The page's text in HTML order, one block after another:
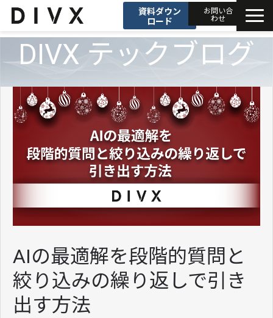
資料ダウン
ロード
お問い合
わせ
AIソリューション
DIVXブログ
開発事例
会社情報
DIVX テックブログ
AIの最適解を段階的質問と
絞り込みの繰り返しで引き
出す方法